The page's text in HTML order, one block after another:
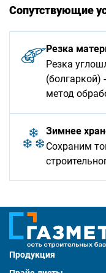
Сопутствующие
Резка
Резка
(болгаркой)
метод
Зимнее
Сохраним
Продукция